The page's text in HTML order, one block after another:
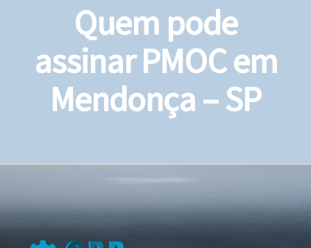
Quem pode
assinar PMOC em
Mendonça – SP